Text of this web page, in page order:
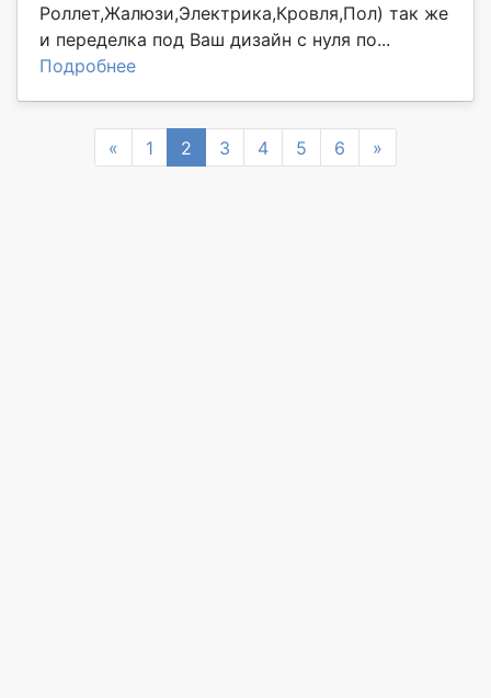
Роллет,Жалюзи,Электрика,Кровля,Пол) так же
и переделка под Ваш дизайн с нуля по...
Подробнее
« Previous
1 2 3 4 5 6 »